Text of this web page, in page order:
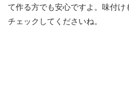
て作る方でも安心ですよ。味付
チェックしてくださいね。